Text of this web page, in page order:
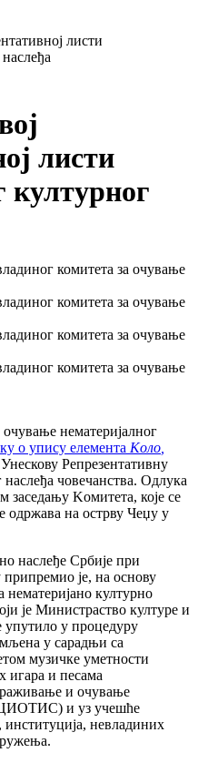
листи
листи
културног
нематеријалног
о упису елемента Колo
Репрезентативну
човечанства. Одлука
заседању Koмитета, које се
одржава на острву Чеџу у
наслеђе Србије при
је, на основу
нематеријано културно
је Министраство културе и
у процедуру
у сарадњи са
музичке уметности
игара и песама
и очување
и уз учешће
институција, невладиних